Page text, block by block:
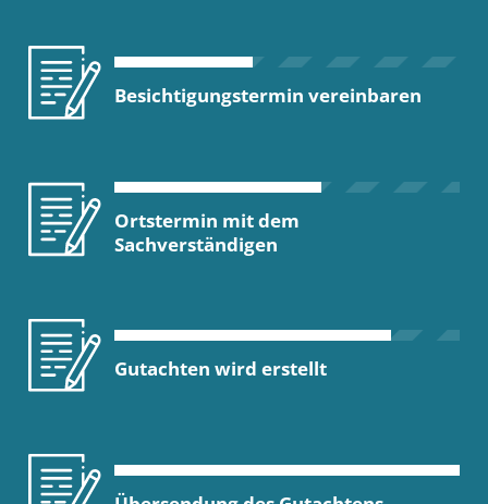
Besichtigungstermin vereinbaren
Ortstermin mit dem
Sachverständigen
Gutachten wird erstellt